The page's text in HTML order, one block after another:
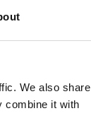
We also share
combine it with
ja